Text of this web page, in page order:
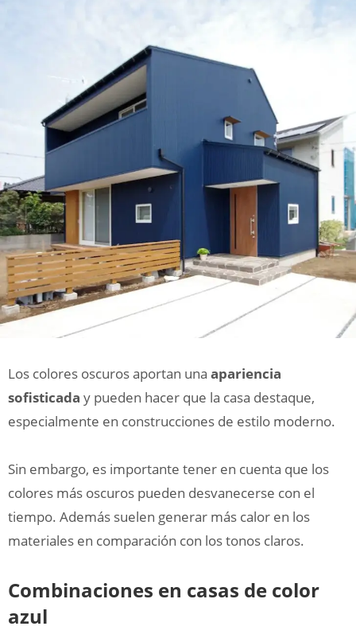
Los colores oscuros aportan una apariencia
sofisticada y pueden hacer que la casa destaque,
especialmente en construcciones de estilo moderno.
Sin embargo, es importante tener en cuenta que los
colores más oscuros pueden desvanecerse con el
tiempo. Además suelen generar más calor en los
materiales en comparación con los tonos claros.
Combinaciones en casas de color
azul